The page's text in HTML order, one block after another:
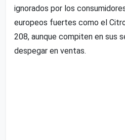
ignorados por los
europeos fuertes como el
208, aunque compiten en sus
despegar en ventas.